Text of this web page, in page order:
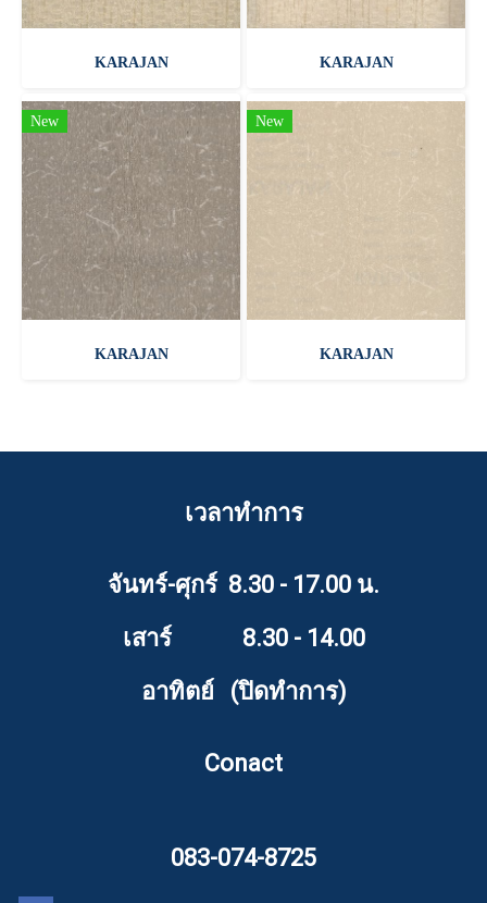
KARAJAN KARAJAN
New
KARAJAN
New
KARAJAN
เวลาทำการ
จันทร์-ศุกร์ 8.30 - 17.00 น.
เสาร์ 8.30 - 14.00
อาทิตย์ (ปิดทำการ)
Conact
083-074-8725